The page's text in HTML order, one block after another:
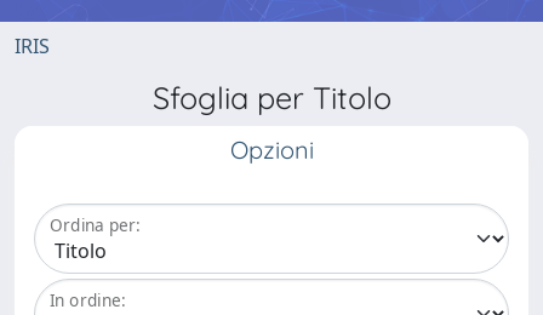
IRIS
Sfoglia per Titolo
Opzioni
Ordina per:
In ordine: